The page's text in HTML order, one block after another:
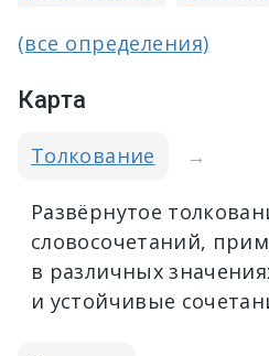
(все определения)
Карта
Толкование →
Развёрнутое
словосочетаний,
в различных
и устойчивые